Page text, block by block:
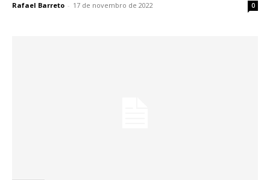
Rafael Barreto - 17 de novembro de 2022 0